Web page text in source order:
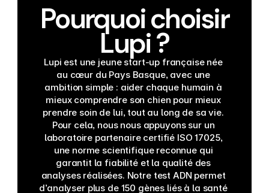
Pourquoi choisir
Lupi ?
Lupi est une jeune start-up française née
au cœur du Pays Basque, avec une
ambition simple : aider chaque humain à
mieux comprendre son chien pour mieux
prendre soin de lui, tout au long de sa vie.
Pour cela, nous nous appuyons sur un
laboratoire partenaire certifié ISO 17025,
une norme scientifique reconnue qui
garantit la fiabilité et la qualité des
analyses réalisées. Notre test ADN permet
d’analyser plus de 150 gènes liés à la santé